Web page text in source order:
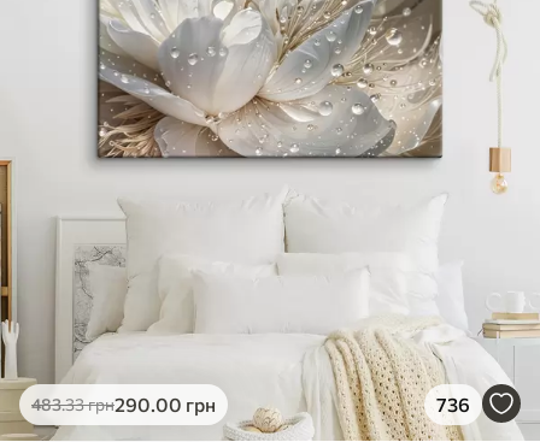
483.33грн290.00 грн 736